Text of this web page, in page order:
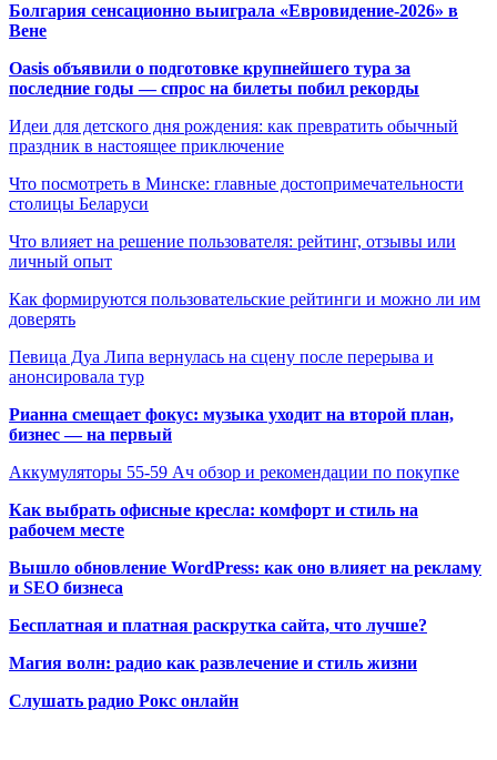
Болгария сенсационно выиграла «Евровидение-2026» в
Вене
Oasis объявили о подготовке крупнейшего тура за
последние годы — спрос на билеты побил рекорды
Идеи для детского дня рождения: как превратить обычный
праздник в настоящее приключение
Что посмотреть в Минске: главные достопримечательности
столицы Беларуси
Что влияет на решение пользователя: рейтинг, отзывы или
личный опыт
Как формируются пользовательские рейтинги и можно ли им
доверять
Певица Дуа Липа вернулась на сцену после перерыва и
анонсировала тур
Рианна смещает фокус: музыка уходит на второй план,
бизнес — на первый
Аккумуляторы 55-59 Ач обзор и рекомендации по покупке
Как выбрать офисные кресла: комфорт и стиль на
рабочем месте
Вышло обновление WordPress: как оно влияет на рекламу
и SEO бизнеса
Бесплатная и платная раскрутка сайта, что лучше?
Магия волн: радио как развлечение и стиль жизни
Слушать радио Рокс онлайн